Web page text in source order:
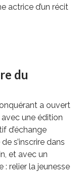
actrice d’un récit
du
a ouvert
une édition
d’échange
s’inscrire dans
et avec un
: relier la jeunesse